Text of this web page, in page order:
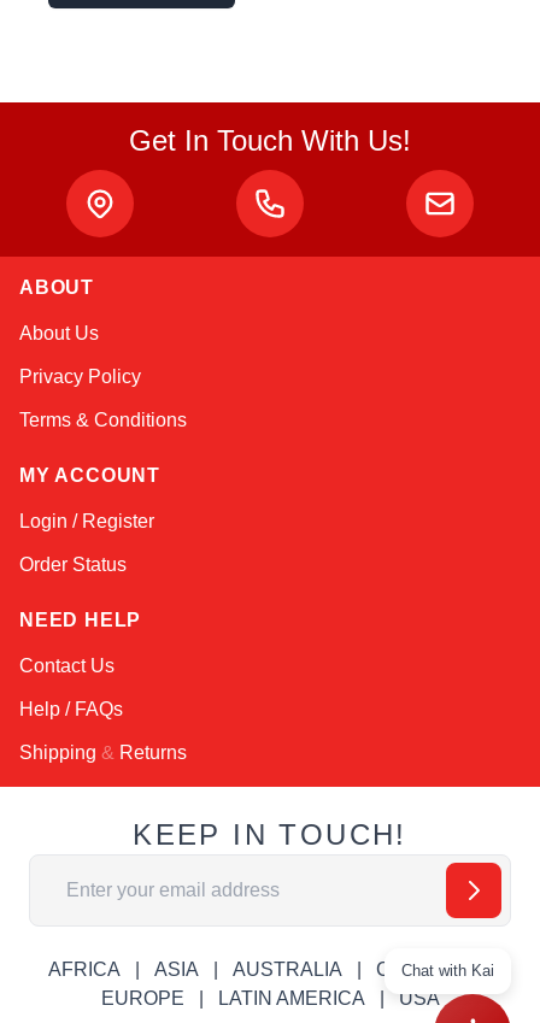
Get In Touch With Us!
ABOUT
About Us
Privacy Policy
Terms & Conditions
MY ACCOUNT
Login / Register
Order Status
NEED HELP
Contact Us
Help / FAQs
Shipping & Returns
KEEP IN TOUCH!
Email Address
AFRICA ASIA AUSTRALIA
CANADA
EUROPE
LATIN AMERICA USA
Chat with Kai